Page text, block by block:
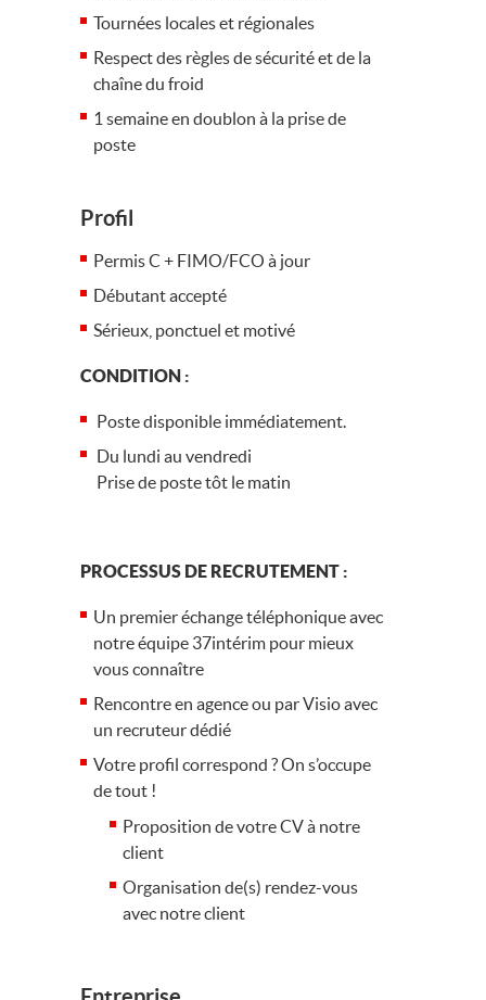
Tournées locales et régionales
Respect des règles de sécurité et de la
chaîne du froid
1 semaine en doublon à la prise de
poste
Profil
Permis C + FIMO/FCO à jour
Débutant accepté
Sérieux, ponctuel et motivé
CONDITION :
Poste disponible immédiatement.
Du lundi au vendredi
Prise de poste tôt le matin
PROCESSUS DE RECRUTEMENT :
Un premier échange téléphonique avec
notre équipe 37intérim pour mieux
vous connaître
Rencontre en agence ou par Visio avec
un recruteur dédié
Votre profil correspond ? On s’occupe
de tout !
Proposition de votre CV à notre
client
Organisation de(s) rendez-vous
avec notre client